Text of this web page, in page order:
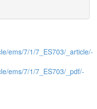
ems/7/1/7_ES703/_article/-
ems/7/1/7_ES703/_pdf/-